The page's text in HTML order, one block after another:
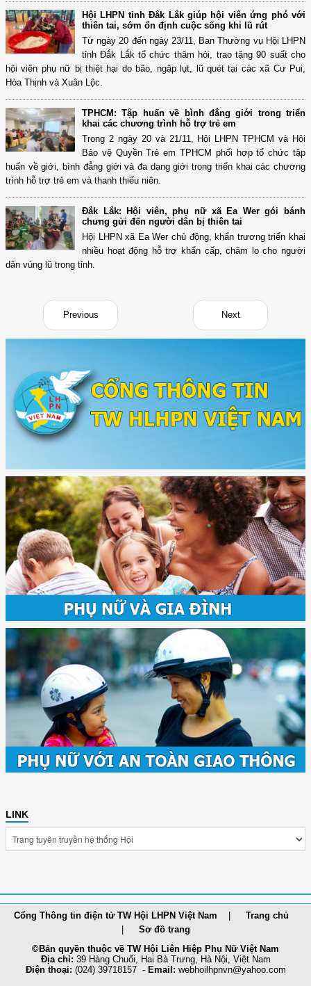
Hội LHPN tỉnh Đắk Lắk giúp hội viên ứng phó với
thiên tai, sớm ổn định cuộc sống khi lũ rút
Từ ngày 20 đến ngày 23/11, Ban Thường vụ Hội LHPN
tỉnh Đắk Lắk tổ chức thăm hỏi, trao tặng 90 suất cho
hội viên phụ nữ bị thiệt hại do bão, ngập lụt, lũ quét tại các xã Cư Pui,
Hòa Thịnh và Xuân Lộc.
TPHCM: Tập huấn về bình đẳng giới trong triển
khai các chương trình hỗ trợ trẻ em
Trong 2 ngày 20 và 21/11, Hội LHPN TPHCM và Hội
Bảo vệ Quyền Trẻ em TPHCM phối hợp tổ chức tập
huấn về giới, bình đẳng giới và đa dạng giới trong triển khai các chương
trình hỗ trợ trẻ em và thanh thiếu niên.
Đắk Lắk: Hội viên, phụ nữ xã Ea Wer gói bánh
chưng gửi đến người dân bị thiên tai
Hội LHPN xã Ea Wer chủ động, khẩn trương triển khai
nhiều hoạt động hỗ trợ khẩn cấp, chăm lo cho người
dân vùng lũ trong tỉnh.
Previous Next
LINK
Cổng Thông tin điện tử TW Hội LHPN Việt Nam
Trang chủ
Sơ đồ trang
©Bản quyền thuộc về TW Hội Liên Hiệp Phụ Nữ Việt Nam
Địa chỉ: 39 Hàng Chuối, Hai Bà Trưng, Hà Nội, Việt Nam
Điện thoại: (024) 39718157 - Email: webhoilhpnvn@yahoo.com